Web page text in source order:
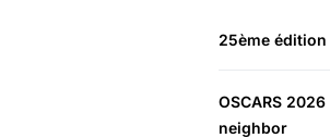
25ème
OSCARS
neighbor